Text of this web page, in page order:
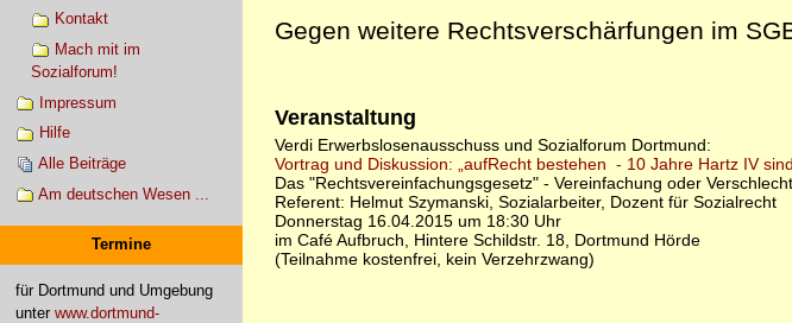
Kontakt
Mach mit im
Sozialforum!
Impressum
Hilfe
Alle Beiträge
Am deutschen Wesen ...
Termine
für Dortmund und Umgebung
unter www.dortmund-
Gegen weitere Rechtsverschärfungen im
Veranstaltung
Verdi Erwerbslosenausschuss und Sozialforum Dortmund:
Vortrag und Diskussion: „aufRecht bestehen - 10 Jahre Hartz IV
Das "Rechtsvereinfachungsgesetz" - Vereinfachung oder
Referent: Helmut Szymanski, Sozialarbeiter, Dozent für Sozialrecht
Donnerstag 16.04.2015 um 18:30 Uhr
im Café Aufbruch, Hintere Schildstr. 18, Dortmund Hörde
(Teilnahme kostenfrei, kein Verzehrzwang)